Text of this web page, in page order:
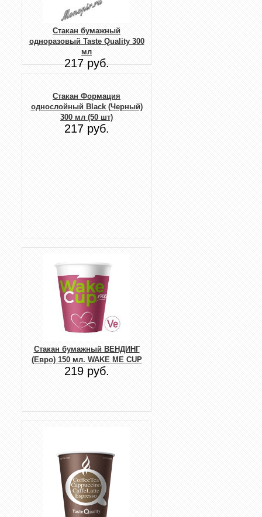
Стакан бумажный
одноразовый Taste Quality 300
мл
217 руб.
Стакан Формация
однослойный Black (Черный)
300 мл (50 шт)
217 руб.
Стакан бумажный ВЕНДИНГ
(Евро) 150 мл. WAKE ME CUP
219 руб.